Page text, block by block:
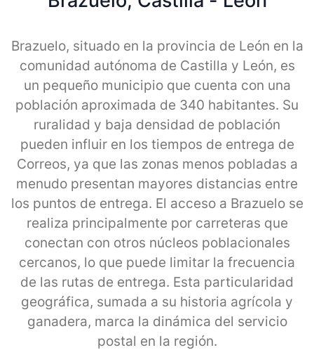
Brazuelo, situado en la provincia de León en la
comunidad autónoma de Castilla y León, es
un pequeño municipio que cuenta con una
población aproximada de 340 habitantes. Su
ruralidad y baja densidad de población
pueden influir en los tiempos de entrega de
Correos, ya que las zonas menos pobladas a
menudo presentan mayores distancias entre
los puntos de entrega. El acceso a Brazuelo se
realiza principalmente por carreteras que
conectan con otros núcleos poblacionales
cercanos, lo que puede limitar la frecuencia
de las rutas de entrega. Esta particularidad
geográfica, sumada a su historia agrícola y
ganadera, marca la dinámica del servicio
postal en la región.